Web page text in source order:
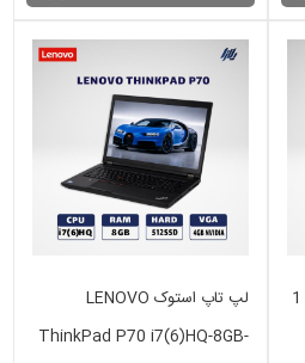
هارد اینترنال CRUCIAL ظرفیت 1
لپ تاپ استوک LENOVO
ThinkPad P70 i7(6)HQ-8GB-